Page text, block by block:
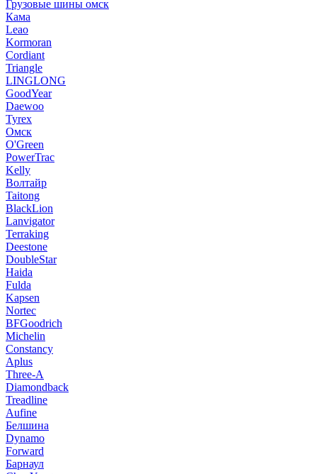
Грузовые шины омск
Кама
Leao
Kormoran
Cordiant
Triangle
LINGLONG
GoodYear
Daewoo
Tyrex
Омск
O'Green
PowerTrac
Kelly
Волтайр
Taitong
BlackLion
Lanvigator
Terraking
Deestone
DoubleStar
Haida
Fulda
Kapsen
Nortec
BFGoodrich
Michelin
Constancy
Aplus
Three-A
Diamondback
Treadline
Aufine
Белшина
Dynamo
Forward
Барнаул